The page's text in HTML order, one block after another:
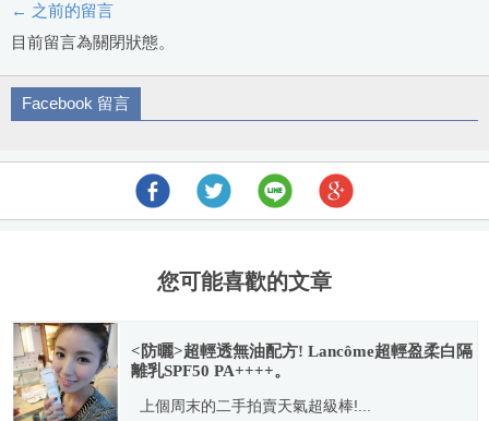
評
論
導
← 之前的留言
目前留言為關閉狀態。
Facebook 留言
您可能喜歡的文章
<防曬>超輕透無油配方! Lancôme超輕盈柔白隔
離乳SPF50 PA++++。
上個周末的二手拍賣天氣超級棒!...